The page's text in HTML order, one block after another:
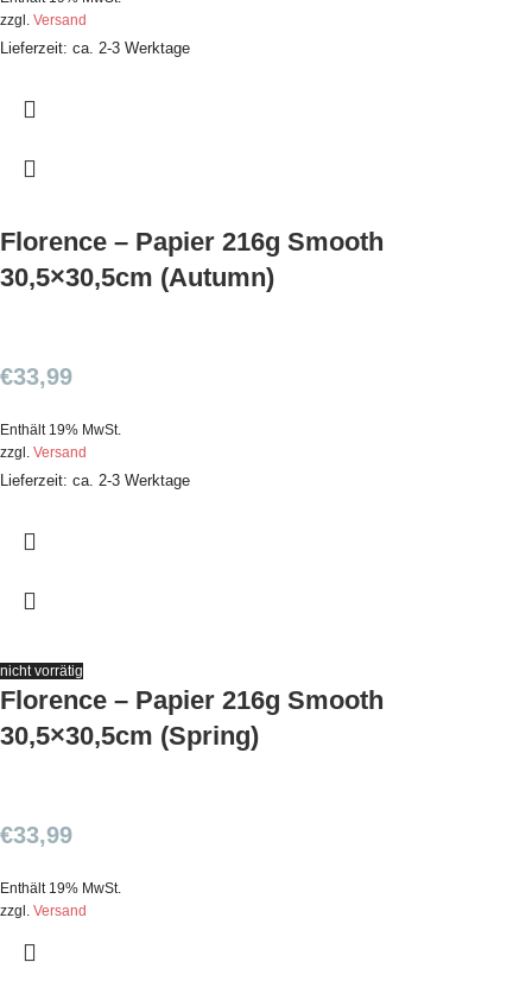
zzgl. Versand
Lieferzeit: ca. 2-3 Werktage
Florence – Papier 216g Smooth
30,5×30,5cm (Autumn)
€33,99
Enthält 19% MwSt.
zzgl. Versand
Lieferzeit: ca. 2-3 Werktage
nicht vorrätig
Florence – Papier 216g Smooth
30,5×30,5cm (Spring)
€33,99
Enthält 19% MwSt.
zzgl. Versand